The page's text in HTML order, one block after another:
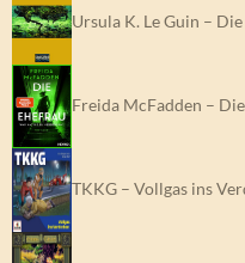
Ursula K. Le Guin –
Freida McFadden –
TKKG – Vollgas ins